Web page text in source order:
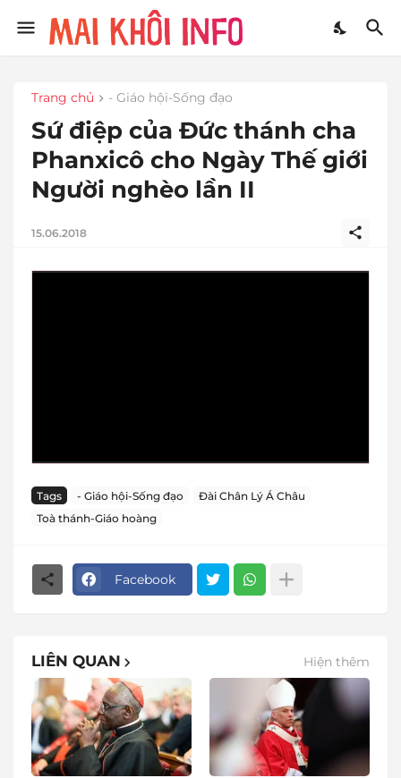
Trang chủ - Giáo hội-Sống đạo
Sứ điệp của Đức thánh cha
Phanxicô cho Ngày Thế giới
Người nghèo lần II
15.06.2018
Tags - Giáo hội-Sống đạo
Đài Chân Lý Á Châu
Toà thánh-Giáo hoàng
Facebook
LIÊN QUAN Hiện thêm